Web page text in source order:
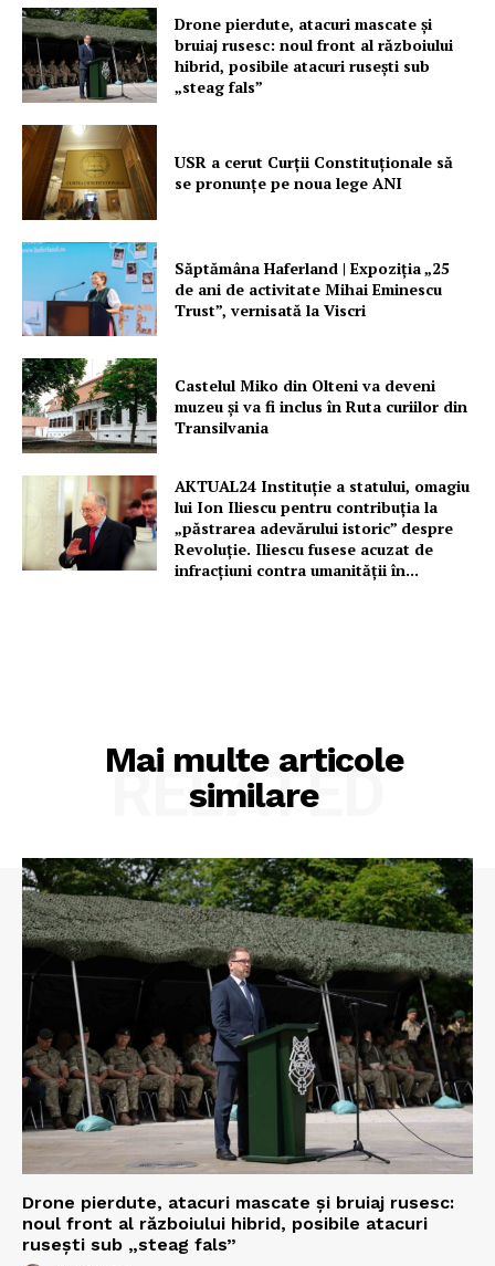
Un proiect
FREEDOM HOUSE ROMÂNIA
PRESShub
Proiecte editoriale
Rețea
Contact
Drone pierdute, atacuri mascate și
bruiaj rusesc: noul front al războiului
hibrid, posibile atacuri rusești sub
„steag fals”
USR a cerut Curții Constituționale să
se pronunțe pe noua lege ANI
Săptămâna Haferland | Expoziţia „25
de ani de activitate Mihai Eminescu
Trust”, vernisată la Viscri
Castelul Miko din Olteni va deveni
muzeu şi va fi inclus în Ruta curiilor din
Transilvania
AKTUAL24 Instituție a statului, omagiu
lui Ion Iliescu pentru contribuția la
„păstrarea adevărului istoric” despre
Revoluție. Iliescu fusese acuzat de
infracțiuni contra umanității în...
Mai multe articole
similare
RELATED
Drone pierdute, atacuri mascate și bruiaj rusesc:
noul front al războiului hibrid, posibile atacuri
rusești sub „steag fals”